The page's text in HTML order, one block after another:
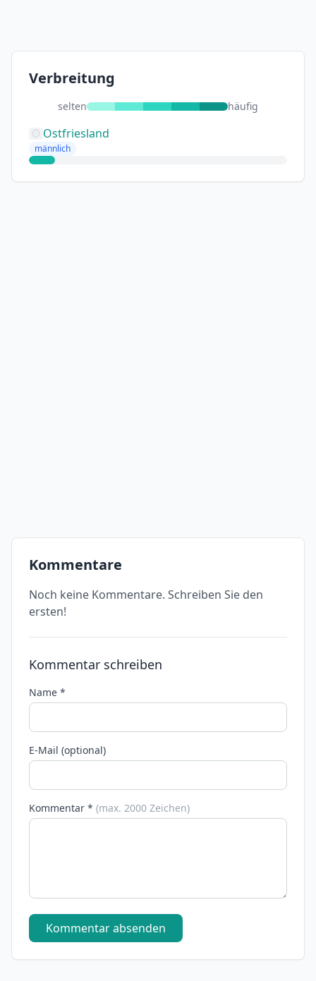
Verbreitung
selten häufig
Ostfriesland
männlich
Kommentare
Noch keine Kommentare. Schreiben Sie den
ersten!
Kommentar schreiben
Name *
E-Mail (optional)
Kommentar * (max. 2000 Zeichen)
Kommentar absenden